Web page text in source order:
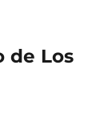
de Los